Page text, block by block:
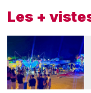
Les +